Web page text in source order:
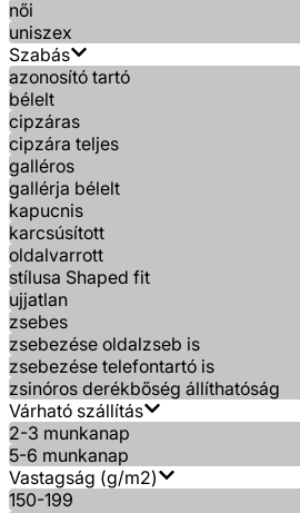
női
uniszex
Szabás
azonosító tartó
bélelt
cipzáras
cipzára teljes
galléros
gallérja bélelt
kapucnis
karcsúsított
oldalvarrott
stílusa Shaped fit
ujjatlan
zsebes
zsebezése oldalzseb is
zsebezése telefontartó is
zsinóros derékbőség állíthatóság
Várható szállítás
2-3 munkanap
5-6 munkanap
Vastagság (g/m2)
150-199